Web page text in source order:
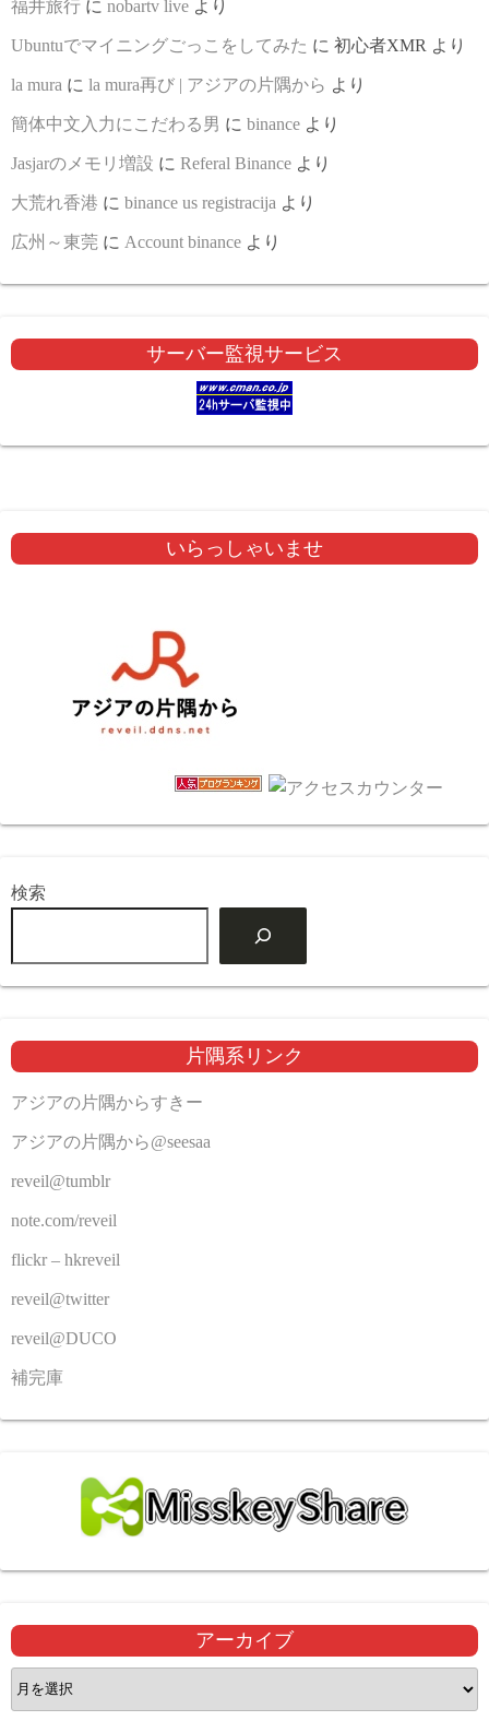
福井旅行 に nobartv live より
Ubuntuでマイニングごっこをしてみた に 初心者XMR より
la mura に la mura再び | アジアの片隅から より
簡体中文入力にこだわる男 に binance より
Jasjarのメモリ増設 に Referal Binance より
大荒れ香港 に binance us registracija より
広州～東莞 に Account binance より
サーバー監視サービス
いらっしゃいませ
検索
片隅系リンク
アジアの片隅からすきー
アジアの片隅から@seesaa
reveil@tumblr
note.com/reveil
flickr – hkreveil
reveil@twitter
reveil@DUCO
補完庫
アーカイブ
ア
ー